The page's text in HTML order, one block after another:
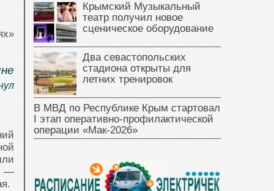
—
Крымский Музыкальный
театр получил новое
сценическое оборудование
Два севастопольских
стадиона открыты для
летних тренировок
В МВД по Республике Крым стартовал
I этап оперативно‑профилактической
операции «Мак‑2026»